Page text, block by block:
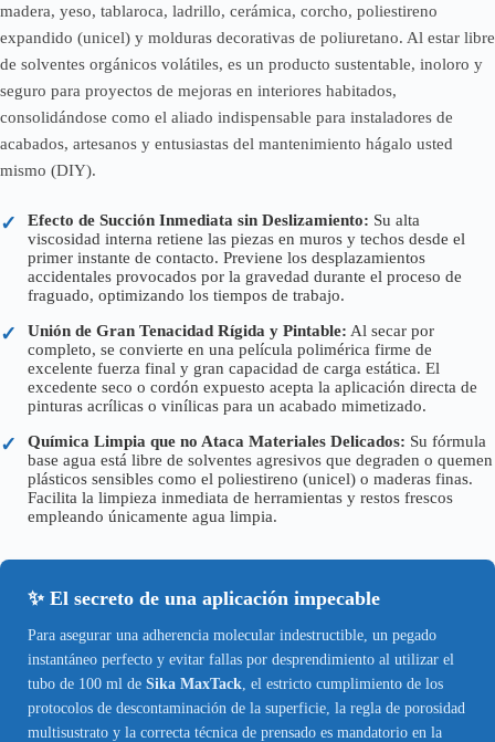
madera, yeso, tablaroca, ladrillo, cerámica, corcho, poliestireno
expandido (unicel) y molduras decorativas de poliuretano. Al estar libre
de solventes orgánicos volátiles, es un producto sustentable, inoloro y
seguro para proyectos de mejoras en interiores habitados,
consolidándose como el aliado indispensable para instaladores de
acabados, artesanos y entusiastas del mantenimiento hágalo usted
mismo (DIY).
✓ Efecto de Succión Inmediata sin Deslizamiento: Su alta
viscosidad interna retiene las piezas en muros y techos desde el
primer instante de contacto. Previene los desplazamientos
accidentales provocados por la gravedad durante el proceso de
fraguado, optimizando los tiempos de trabajo.
✓ Unión de Gran Tenacidad Rígida y Pintable: Al secar por
completo, se convierte en una película polimérica firme de
excelente fuerza final y gran capacidad de carga estática. El
excedente seco o cordón expuesto acepta la aplicación directa de
pinturas acrílicas o vinílicas para un acabado mimetizado.
✓ Química Limpia que no Ataca Materiales Delicados: Su fórmula
base agua está libre de solventes agresivos que degraden o quemen
plásticos sensibles como el poliestireno (unicel) o maderas finas.
Facilita la limpieza inmediata de herramientas y restos frescos
empleando únicamente agua limpia.
✨ El secreto de una aplicación impecable
Para asegurar una adherencia molecular indestructible, un pegado
instantáneo perfecto y evitar fallas por desprendimiento al utilizar el
tubo de 100 ml de Sika MaxTack , el estricto cumplimiento de los
protocolos de descontaminación de la superficie, la regla de porosidad
multisustrato y la correcta técnica de prensado es mandatorio en la